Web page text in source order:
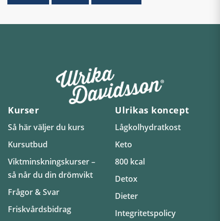
Kurser
Så här väljer du kurs
Kursutbud
Viktminskningskurser –
så når du din drömvikt
Frågor & Svar
Friskvårdsbidrag
Ulrikas koncept
Lågkolhydratkost
Keto
800 kcal
Detox
Dieter
Integritetspolicy